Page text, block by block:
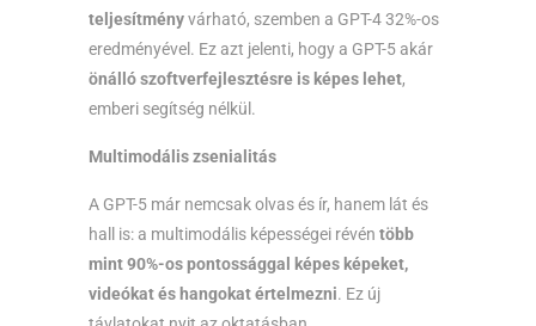
teljesítményvárható, szemben a GPT-4 32%-os
eredményével. Ez azt jelenti, hogy a GPT-5 akár
önálló szoftverfejlesztésre is képes lehet,
emberi segítség nélkül.
Multimodális zsenialitás
A GPT-5 már nemcsak olvas és ír, hanem lát és
hall is: a multimodális képességei révén több
mint 90%-os pontossággal képes képeket,
videókat és hangokat értelmezni. Ez új